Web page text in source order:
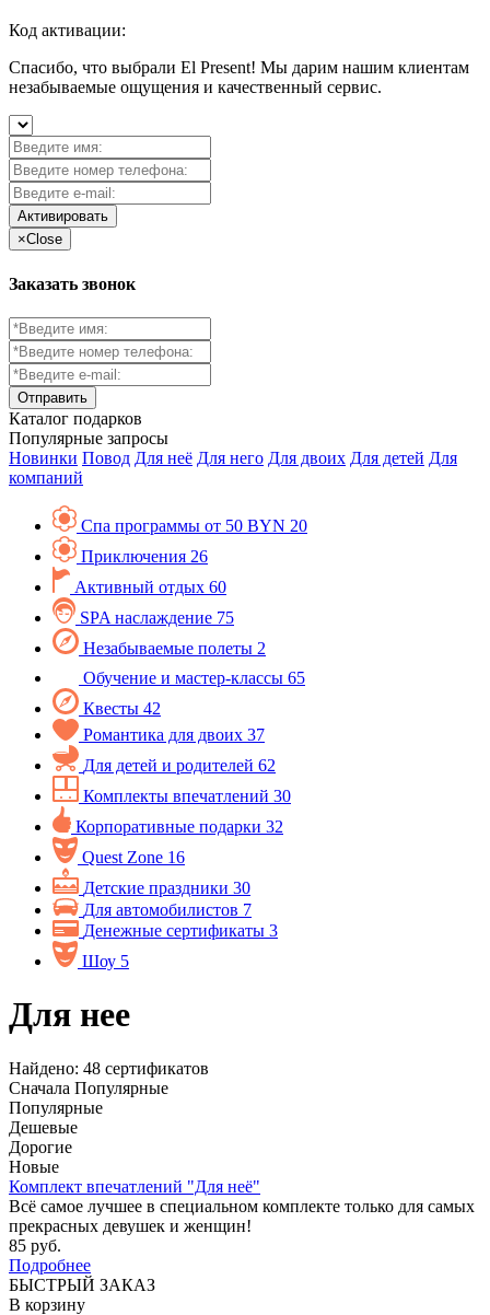
Код активации:
Спасибо, что выбрали El Present! Мы дарим нашим клиентам
незабываемые ощущения и качественный сервис.
Активировать
×Close
Заказать звонок
Каталог подарков
Популярные запросы
Новинки Повод Для неё Для него Для двоих Для детей Для
компаний
Спа программы от 50 BYN 20
Приключения 26
Активный отдых 60
SPA наслаждение 75
Незабываемые полеты 2
Обучение и мастер-классы 65
Квесты 42
Романтика для двоих 37
Для детей и родителей 62
Комплекты впечатлений 30
Корпоративные подарки 32
Quest Zone 16
Детские праздники 30
Для автомобилистов 7
Денежные сертификаты 3
Шоу 5
Для нее
Найдено: 48 сертификатов
Сначала Популярные
Популярные
Дешевые
Дорогие
Новые
Комплект впечатлений "Для неё"
Всё самое лучшее в специальном комплекте только для самых
прекрасных девушек и женщин!
85 руб.
Подробнее
БЫСТРЫЙ ЗАКАЗ
В корзину